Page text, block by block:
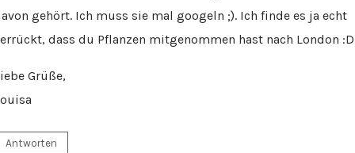
gehört. Ich muss sie mal googeln ;). Ich finde es ja echt
dass du Pflanzen mitgenommen hast nach London
Grüße,
Antworten